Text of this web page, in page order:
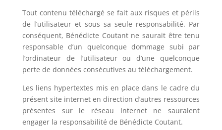
Tout contenu téléchargé se fait aux risques et périls
de l’utilisateur et sous sa seule responsabilité. Par
conséquent, Bénédicte Coutant ne saurait être tenu
responsable d’un quelconque dommage subi par
l’ordinateur de l’utilisateur ou d’une quelconque
perte de données consécutives au téléchargement.
Les liens hypertextes mis en place dans le cadre du
présent site internet en direction d’autres ressources
présentes sur le réseau Internet ne sauraient
engager la responsabilité de Bénédicte Coutant.